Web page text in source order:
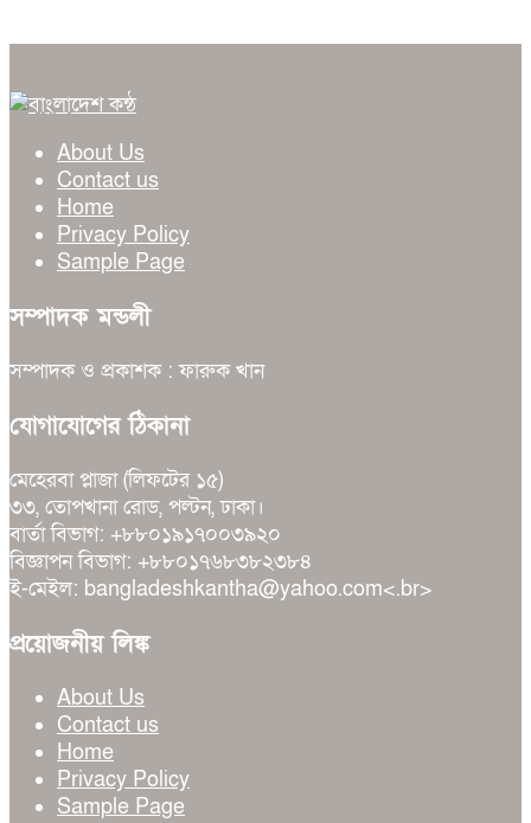
About Us
Contact us
Home
Privacy Policy
Sample Page
সম্পাদক মন্ডলী
সম্পাদক ও প্রকাশক : ফারুক খান
যোগাযোগের ঠিকানা
মেহেরবা প্লাজা (লিফটের ১৫)
৩৩, তোপখানা রোড, পল্টন, ঢাকা।
বার্তা বিভাগ: +৮৮০১৯১৭০০৩৯২০
বিজ্ঞাপন বিভাগ: +৮৮০১৭৬৮৩৮২৩৮৪
ই-মেইল: bangladeshkantha@yahoo.com<.br>
প্রয়োজনীয় লিঙ্ক
About Us
Contact us
Home
Privacy Policy
Sample Page